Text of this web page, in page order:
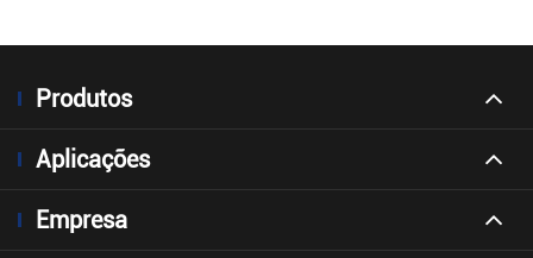
Produtos
Aplicações
Empresa